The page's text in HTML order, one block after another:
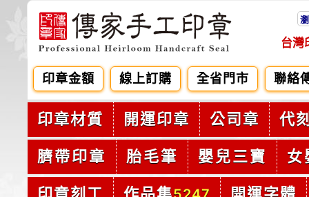
台灣
印章金額 線上訂購 全省門市 聯絡
印章材質 開運印章 公司章 代
臍帶印章 胎毛筆 嬰兒三寶 女